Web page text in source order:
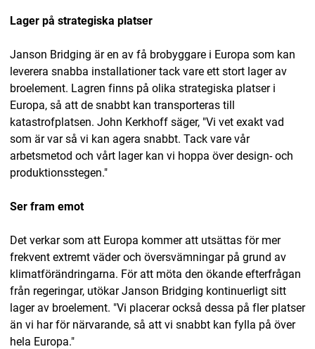
Lager på strategiska platser
Janson Bridging är en av få brobyggare i Europa som kan
leverera snabba installationer tack vare ett stort lager av
broelement. Lagren finns på olika strategiska platser i
Europa, så att de snabbt kan transporteras till
katastrofplatsen. John Kerkhoff säger, "Vi vet exakt vad
som är var så vi kan agera snabbt. Tack vare vår
arbetsmetod och vårt lager kan vi hoppa över design- och
produktionsstegen."
Ser fram emot
Det verkar som att Europa kommer att utsättas för mer
frekvent extremt väder och översvämningar på grund av
klimatförändringarna. För att möta den ökande efterfrågan
från regeringar, utökar Janson Bridging kontinuerligt sitt
lager av broelement. "Vi placerar också dessa på fler platser
än vi har för närvarande, så att vi snabbt kan fylla på över
hela Europa."